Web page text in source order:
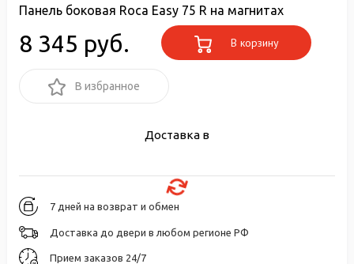
Панель боковая Roca Easy 75 R на магнитах
8 345 руб. В корзину
В избранное
Доставка в
7 дней на возврат и обмен
Доставка до двери в любом регионе РФ
Прием заказов 24/7